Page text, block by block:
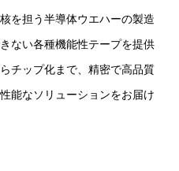
を担う半導体ウエハーの製造
ない各種機能性テープを提供
チップ化まで、精密で高品質
能なソリューションをお届け